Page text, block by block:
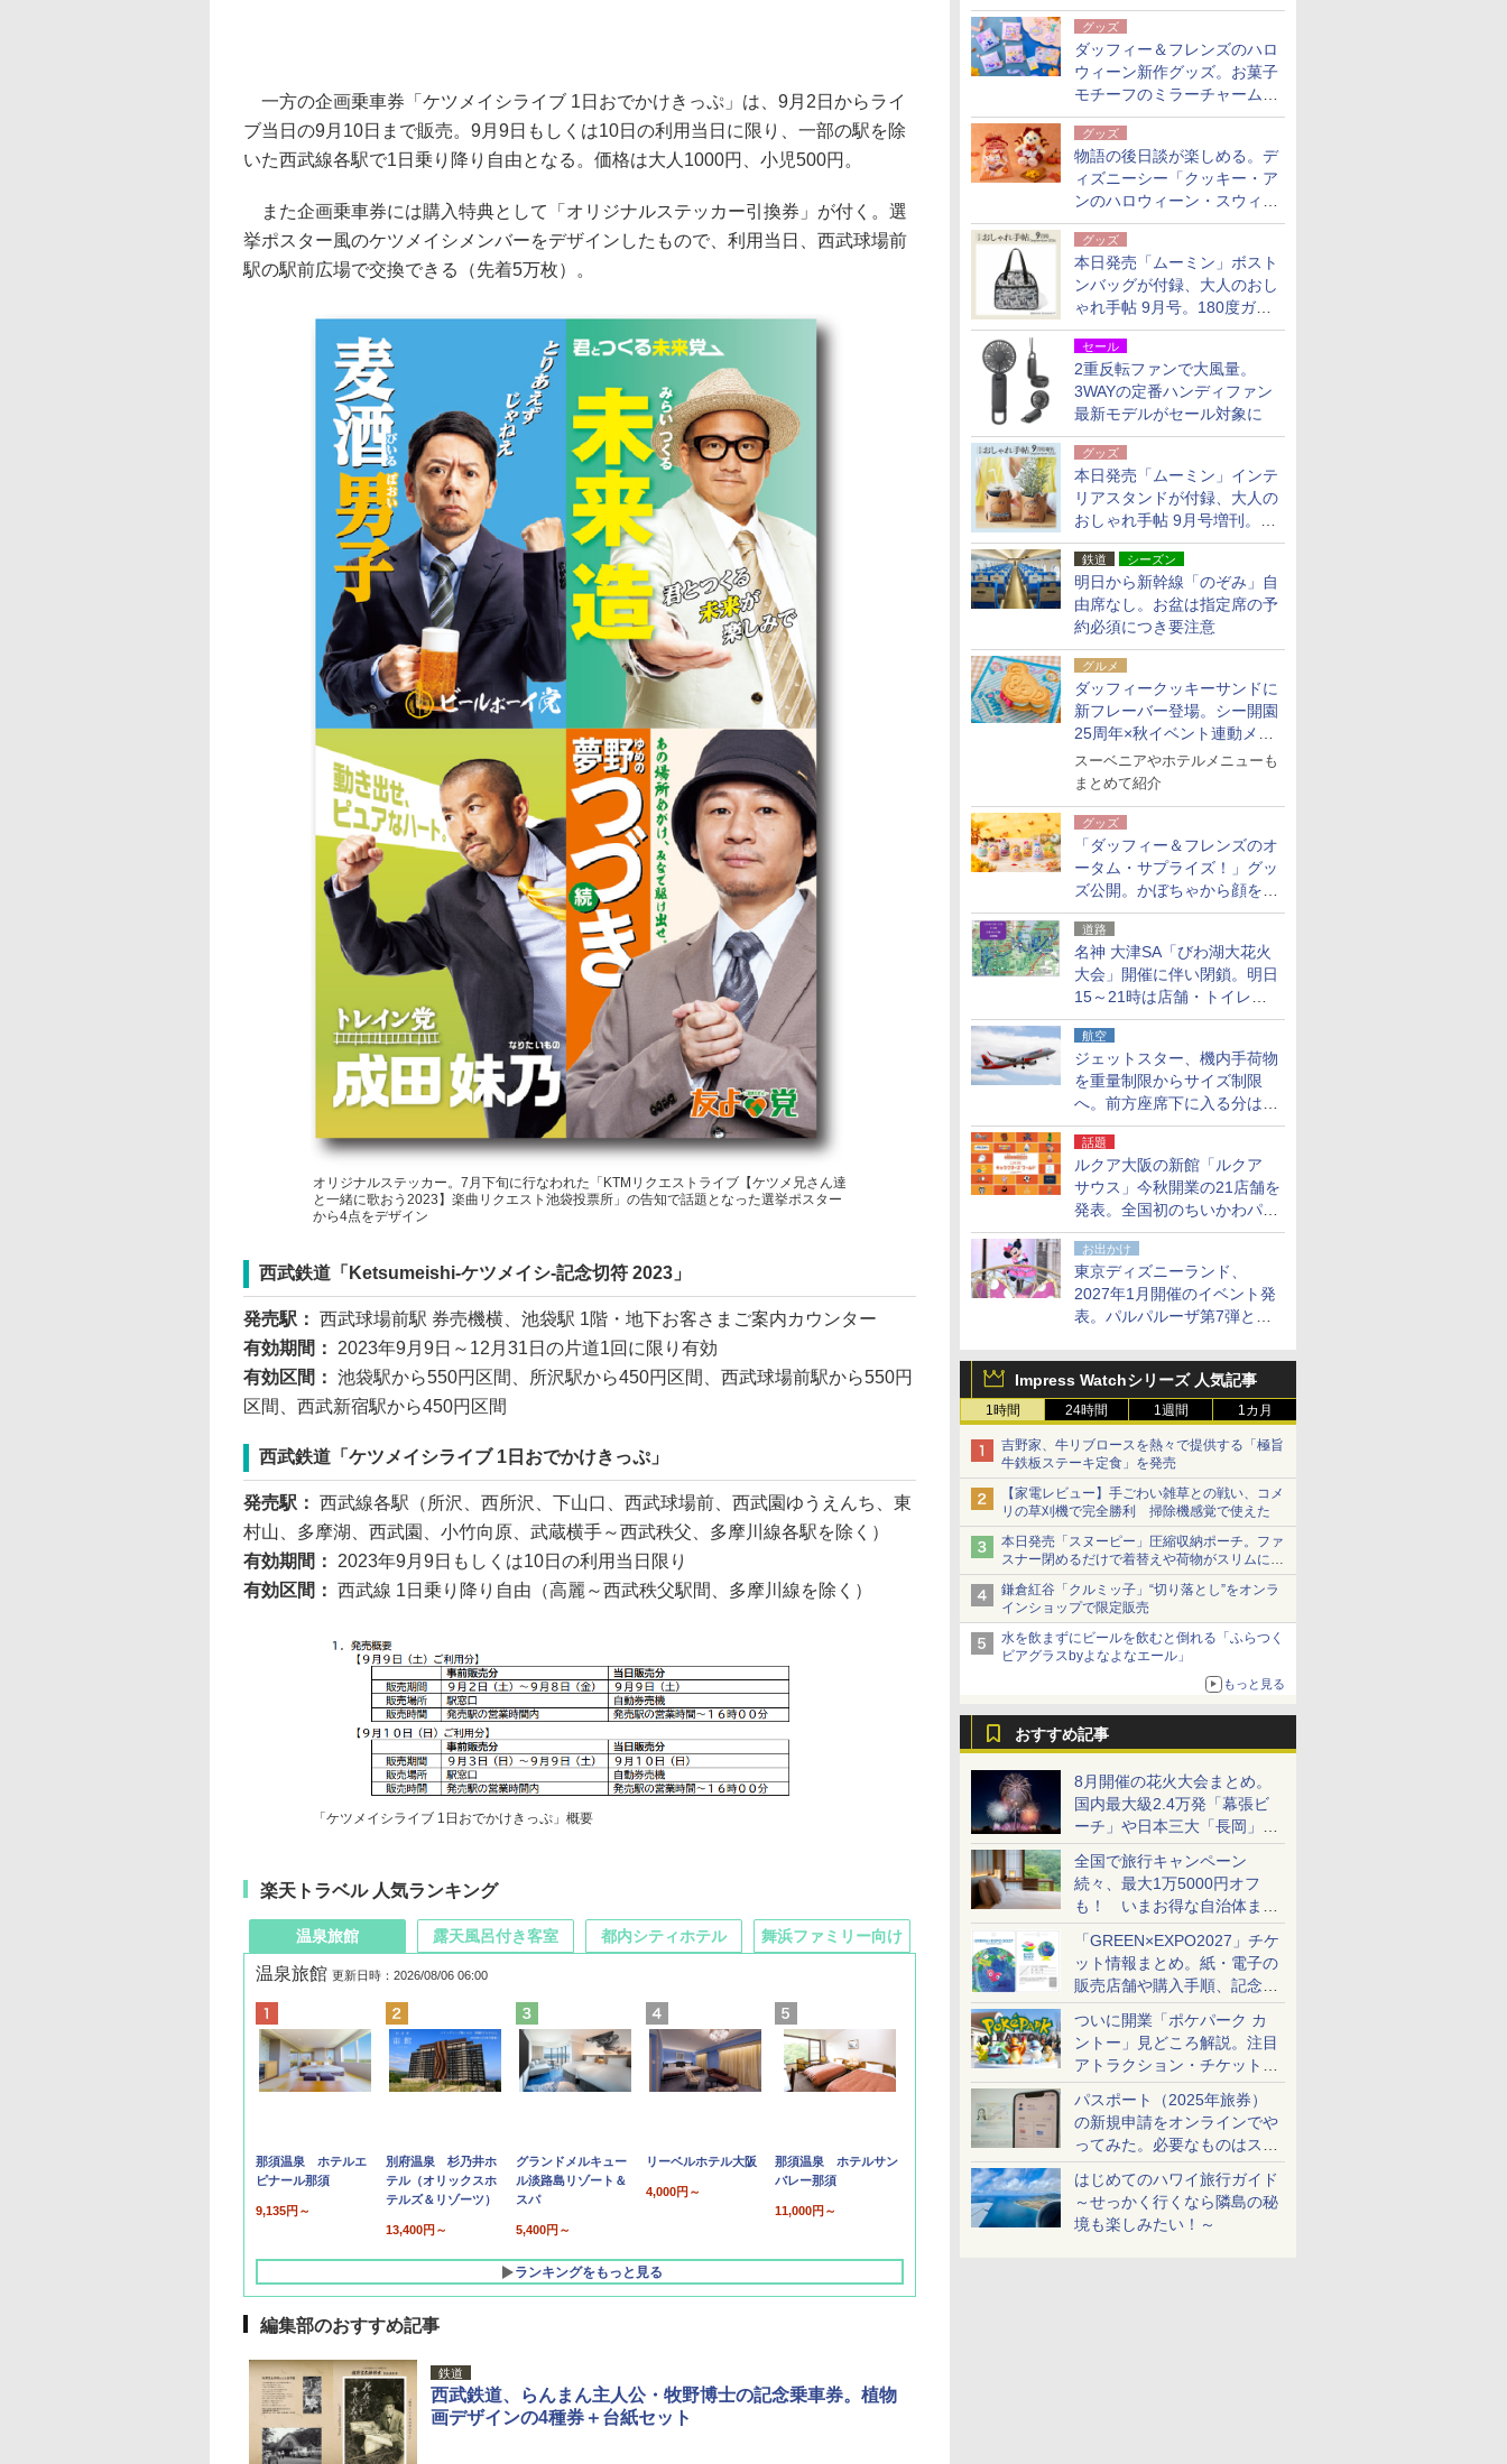
豪華バイキングを体験してき
た！
グッズ
ダッフィー＆フレンズのハロ
ウィーン新作グッズ。お菓子
モチーフのミラーチャーム/
デザインポーチほか
グッズ
物語の後日談が楽しめる。デ
ィズニーシー「クッキー・ア
ンのハロウィーン・スウィー
トサプライズ」限定グッズ公
開グッズ
本日発売「ムーミン」ボスト
ンバッグが付録、大人のおし
ゃれ手帖 9月号。180度ガバ
ッと開いて大容量
セール
2重反転ファンで大風量。
3WAYの定番ハンディファン
最新モデルがセール対象に
グッズ
本日発売「ムーミン」インテ
リアスタンドが付録、大人の
おしゃれ手帖 9月号増刊。レ
ザー調で高級感ある2個セッ
ト鉄道 シーズン
明日から新幹線「のぞみ」自
由席なし。お盆は指定席の予
約必須につき要注意
グルメ
ダッフィークッキーサンドに
新フレーバー登場。シー開園
25周年×秋イベント連動メニ
ュー
スーベニアやホテルメニューも
まとめて紹介
グッズ
「ダッフィー＆フレンズのオ
ータム・サプライズ！」グッ
ズ公開。かぼちゃから顔をの
ぞかせたぬいぐるみチャーム
ほか
道路
名神 大津SA「びわ湖大花火
大会」開催に伴い閉鎖。明日
15～21時は店舗・トイレ・
駐車場の利用不可
航空
ジェットスター、機内手荷物
を重量制限からサイズ制限
へ。前方座席下に入る分はす
べての運賃で無料に
話題
ルクア大阪の新館「ルクア
サウス」今秋開業の21店舗を
発表。全国初のちいかわパー
クストア/サンリオ新業態1号
店など
お出かけ
東京ディズニーランド、
2027年1月開催のイベント発
表。パルパルーザ第7弾とし
ド」を再演
Impress Watchシリーズ 人気記事
1時間 24時間 1週間 1カ月
吉野家、牛リブロースを熱々で提供する「極旨
牛鉄板ステーキ定食」を発売
【家電レビュー】手ごわい雑草との戦い、コメ
リの草刈機で完全勝利 掃除機感覚で使えた
本日発売「スヌーピー」圧縮収納ポーチ。ファ
スナー閉めるだけで着替えや荷物がスリムにま
とまる
鎌倉紅谷「クルミッ子」“切り落とし”をオンラ
インショップで限定販売
水を飲まずにビールを飲むと倒れる「ふらつく
ビアグラスbyよなよなエール」
もっと見る
おすすめ記事
8月開催の花火大会まとめ。
国内最大級2.4万発「幕張ビ
ーチ」や日本三大「長岡」な
ど大型イベント目白押し！
全国で旅行キャンペーン
続々、最大1万5000円オフ
も！ いまお得な自治体まと
め
「GREEN×EXPO2027」チケ
ット情報まとめ。紙・電子の
販売店舗や購入手順、記念チ
ケットも解説
ついに開業「ポケパーク カ
ントー」見どころ解説。注目
アトラクション・チケット手
配・来場前に必要な準備は？
パスポート（2025年旅券）
の新規申請をオンラインでや
ってみた。必要なものはスマ
ホとマイナカードのみ
はじめてのハワイ旅行ガイド
～せっかく行くなら隣島の秘
境も楽しみたい！～
一方の企画乗車券「ケツメイシライブ 1日おでかけきっぷ」は、9月2日からライ
ブ当日の9月10日まで販売。9月9日もしくは10日の利用当日に限り、一部の駅を除
いた西武線各駅で1日乗り降り自由となる。価格は大人1000円、小児500円。
また企画乗車券には購入特典として「オリジナルステッカー引換券」が付く。選
挙ポスター風のケツメイシメンバーをデザインしたもので、利用当日、西武球場前
駅の駅前広場で交換できる（先着5万枚）。
オリジナルステッカー。7月下旬に行なわれた「KTMリクエストライブ【ケツメ兄さん達
と一緒に歌おう2023】楽曲リクエスト池袋投票所」の告知で話題となった選挙ポスター
から4点をデザイン
西武鉄道「Ketsumeishi-ケツメイシ-記念切符 2023」
発売駅： 西武球場前駅 券売機横、池袋駅 1階・地下お客さまご案内カウンター
有効期間： 2023年9月9日～12月31日の片道1回に限り有効
有効区間： 池袋駅から550円区間、所沢駅から450円区間、西武球場前駅から550円
区間、西武新宿駅から450円区間
西武鉄道「ケツメイシライブ 1日おでかけきっぷ」
発売駅： 西武線各駅（所沢、西所沢、下山口、西武球場前、西武園ゆうえんち、東
村山、多摩湖、西武園、小竹向原、武蔵横手～西武秩父、多摩川線各駅を除く）
有効期間： 2023年9月9日もしくは10日の利用当日限り
有効区間： 西武線 1日乗り降り自由（高麗～西武秩父駅間、多摩川線を除く）
「ケツメイシライブ 1日おでかけきっぷ」概要
楽天トラベル 人気ランキング
温泉旅館
温泉旅館 更新日時：2026/08/06 06:00
那須温泉 ホテルエ
ピナール那須
9,135円～
別府温泉 杉乃井ホ
テル（オリックスホ
テルズ＆リゾーツ）
13,400円～
グランドメルキュー
ル淡路島リゾート＆
スパ
5,400円～
リーベルホテル大阪
4,000円～
那須温泉 ホテルサン
バレー那須
11,000円～
ランキングをもっと見る
露天風呂付き客室 都内シティホテル 舞浜ファミリー向け
編集部のおすすめ記事
鉄道
西武鉄道、らんまん主人公・牧野博士の記念乗車券。植物
画デザインの4種券＋台紙セット